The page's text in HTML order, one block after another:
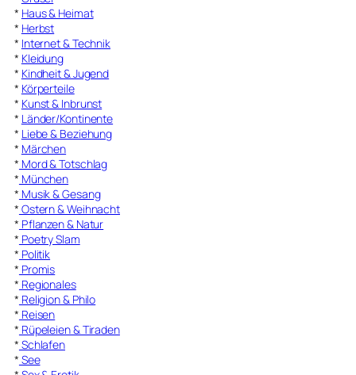
* Haus & Heimat
* Herbst
* Internet & Technik
* Kleidung
* Kindheit & Jugend
* Körperteile
* Kunst & Inbrunst
* Länder/Kontinente
* Liebe & Beziehung
* Märchen
* Mord & Totschlag
* München
* Musik & Gesang
* Ostern & Weihnacht
* Pflanzen & Natur
* Poetry Slam
* Politik
* Promis
* Regionales
* Religion & Philo
* Reisen
* Rüpeleien & Tiraden
* Schlafen
* See